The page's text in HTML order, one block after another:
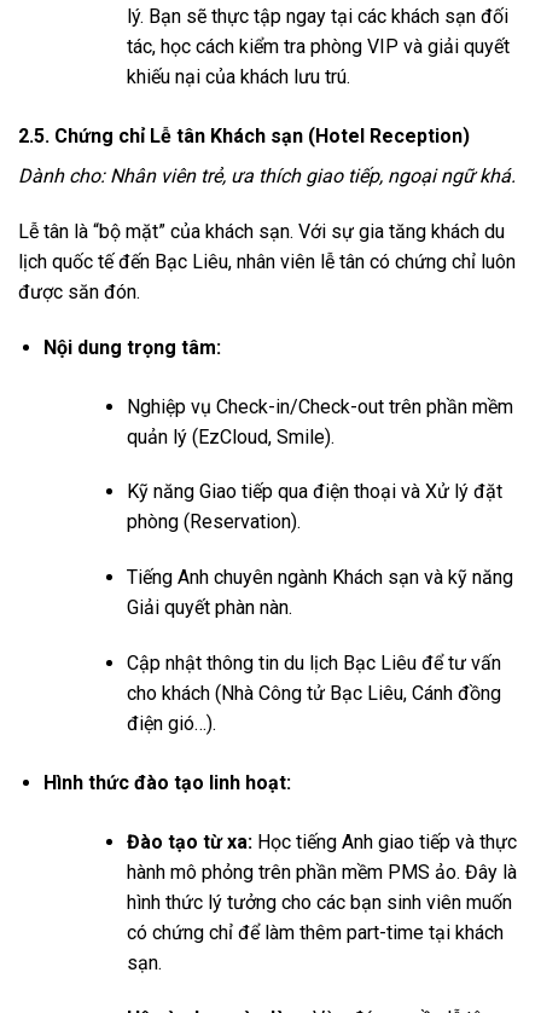
lý. Bạn sẽ thực tập ngay tại các khách sạn đối
tác, học cách kiểm tra phòng VIP và giải quyết
khiếu nại của khách lưu trú.
2.5. Chứng chỉ Lễ tân Khách sạn (Hotel Reception)
Dành cho: Nhân viên trẻ, ưa thích giao tiếp, ngoại ngữ khá.
Lễ tân là “bộ mặt” của khách sạn. Với sự gia tăng khách du
lịch quốc tế đến Bạc Liêu, nhân viên lễ tân có chứng chỉ luôn
được săn đón.
Nội dung trọng tâm:
Nghiệp vụ Check-in/Check-out trên phần mềm
quản lý (EzCloud, Smile).
Kỹ năng Giao tiếp qua điện thoại và Xử lý đặt
phòng (Reservation).
Tiếng Anh chuyên ngành Khách sạn và kỹ năng
Giải quyết phàn nàn.
Cập nhật thông tin du lịch Bạc Liêu để tư vấn
cho khách (Nhà Công tử Bạc Liêu, Cánh đồng
điện gió…).
Hình thức đào tạo linh hoạt:
Đào tạo từ xa:Học tiếng Anh giao tiếp và thực
hành mô phỏng trên phần mềm PMS ảo. Đây là
hình thức lý tưởng cho các bạn sinh viên muốn
có chứng chỉ để làm thêm part-time tại khách
sạn.